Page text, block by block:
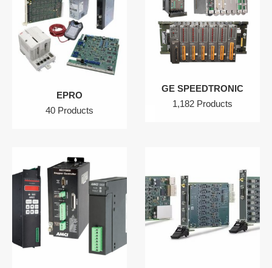
EPRO
40 Products
GE SPEEDTRONIC
1,182 Products